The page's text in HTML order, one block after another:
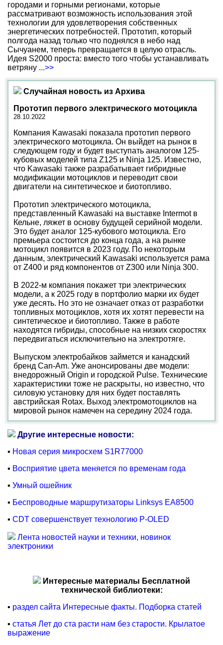
городами и горными регионами, которые
рассматривают возможность использования этой
технологии для удовлетворения собственных
энергетических потребностей. Прототип, который
полгода назад только что поднялся в небо над
Сычуанем, теперь превращается в целую отрасль.
Идея S2000 проста: вместо того чтобы устанавливать
ветряну ...>>
Случайная новость из Архива
Прототип первого электрического мотоцикла
28.10.2022
Компания Kawasaki показала прототип первого
электрического мотоцикла. Он выйдет на рынок в
следующем году и будет выступать аналогом 125-
кубовых моделей типа Z125 и Ninja 125. Известно,
что Kawasaki также разрабатывает гибридные
модификации мотоциклов и переводит свои
двигатели на синтетическое и биотопливо.
Прототип электрического мотоцикла,
представленный Kawasaki на выставке Intermot в
Кельне, ляжет в основу будущей серийной модели.
Это будет аналог 125-кубового мотоцикла. Его
премьера состоится до конца года, а на рынке
мотоцикл появится в 2023 году. По некоторым
данным, электрический Kawasaki используется рама
от Z400 и ряд компонентов от Z300 или Ninja 300.
В 2022-м компания покажет три электрических
модели, а к 2025 году в портфолио марки их будет
уже десять. Но это не означает отказ от разработки
топливных мотоциклов, хотя их хотят перевести на
синтетическое и биотопливо. Также в работе
находятся гибриды, способные на низких скоростях
передвигаться исключительно на электротяге.
Выпуском электробайков займется и канадский
бренд Can-Am. Уже анонсированы две модели:
внедорожный Origin и городской Pulse. Технические
характеристики тоже не раскрыты, но известно, что
силовую установку для них будет поставлять
австрийская Rotax. Выход электромотоциклов на
мировой рынок намечен на середину 2024 года.
Другие интересные новости:
▪ Новая серия микросхем S1R77000
▪ Восприятие цвета меняется по временам года
▪ Умный ошейник
▪ Беспроводные маршрутизаторы Linksys EA8500
▪ CDT совершенствует технологию P-OLED
Лента новостей науки и техники, новинок
электроники
Интересные материалы Бесплатной
технической библиотеки:
▪ раздел сайта Интересные факты. Подборка статей
▪ статья Лет до ста расти нам без старости. Крылатое
выражение